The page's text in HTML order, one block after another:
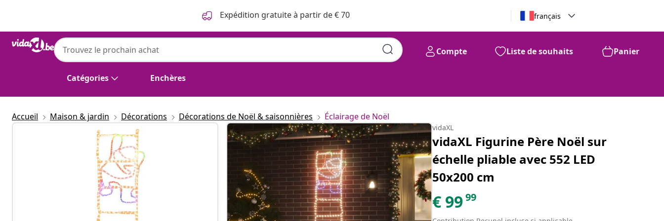
Expédition gratuite à partir de € 70 français
Catégories Enchères
Compte Liste de souhaits Panier
Accueil Maison & jardin Décorations Décorations de Noël & saisonnières Éclairage de Noël
vidaXL
vidaXL Figurine Père Noël sur
échelle pliable avec 552 LED
50x200 cm
€ 9999